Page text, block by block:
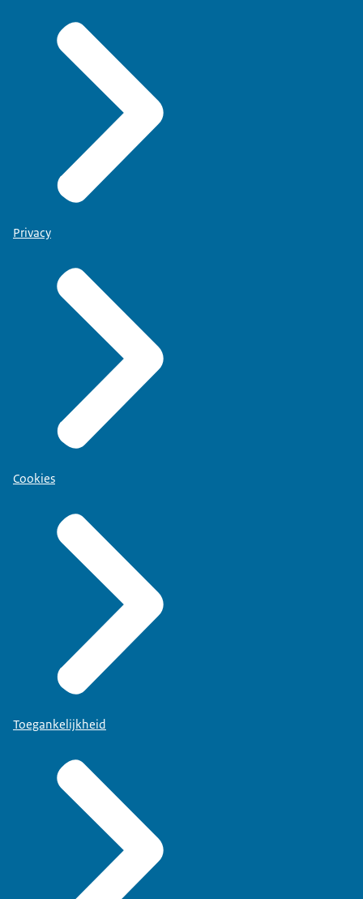
Privacy
Cookies
Toegankelijkheid